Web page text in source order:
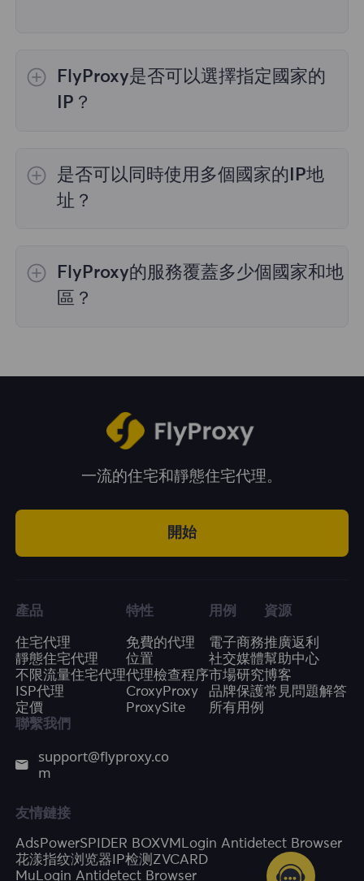
FlyProxy是否可以選擇指定國家的
IP？
的代理選擇； 靜態住宅代理提供36個國家的代
理，購買時您可以選擇所需的國家。
是否可以同時使用多個國家的IP地
址？
有用。您可以在管理面板中自由選擇和切換不同
國家的IP地址。
FlyProxy的服務覆蓋多少個國家和地
區？
一流的住宅和靜態住宅代理。
開始
產品
住宅代理
靜態住宅代理
不限流量住宅代理
ISP代理
定價
特性
免費的代理
位置
代理檢查程序
CroxyProxy
ProxySite
用例
電子商務
社交媒體
市場研究
品牌保護
所有用例
資源
推廣返利
幫助中心
博客
常見問題解答
聯繫我們
support@flyproxy.co
m
友情鏈接
AdsPowerSPIDER BOXVMLogin Antidetect Browser
花漾指纹浏览器 IP检测 ZVCARD
MuLogin Antidetect Browser